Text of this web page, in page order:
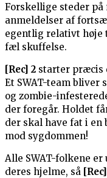
Forskellige steder
anmeldelser af
egentlig relativt
fæl skuffelse.
[Rec] 2 starter præcis
Et SWAT-team bliver
og zombie-
der foregår. Holdet
der skal have fat i en
mod sygdommen!
Alle SWAT-folkene
deres hjelme, så